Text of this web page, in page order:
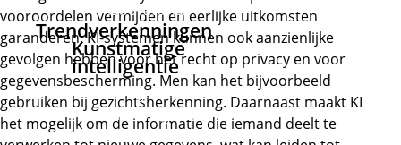
laboratoria
Trendverkenningen
Kunstmatige
intelligentie
KI Algemeen
Marktsegment
Groen
vooroordelen vermijden en eerlijke uitkomsten
garanderen. KI-systemen kunnen ook aanzienlijke
gevolgen hebben voor het recht op privacy en voor
gegevensbescherming. Men kan het bijvoorbeeld
gebruiken bij gezichtsherkenning. Daarnaast maakt KI
het mogelijk om de informatie die iemand deelt te